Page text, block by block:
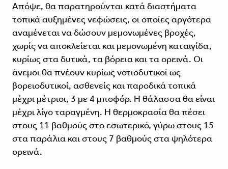
Απόψε, θα παρατηρούνται κατά διαστήματα
τοπικά αυξημένες νεφώσεις, οι οποίες αργότερα
αναμένεται να δώσουν μεμονωμένες βροχές,
χωρίς να αποκλείεται και μεμονωμένη καταιγίδα,
κυρίως στα δυτικά, τα βόρεια και τα ορεινά. Οι
άνεμοι θα πνέουν κυρίως νοτιοδυτικοί ως
βορειοδυτικοί, ασθενείς και παροδικά τοπικά
μέχρι μέτριοι, 3 με 4 μποφόρ. Η θάλασσα θα είναι
μέχρι λίγο ταραγμένη. Η θερμοκρασία θα πέσει
στους 11 βαθμούς στο εσωτερικό, γύρω στους 15
στα παράλια και στους 7 βαθμούς στα ψηλότερα
ορεινά.